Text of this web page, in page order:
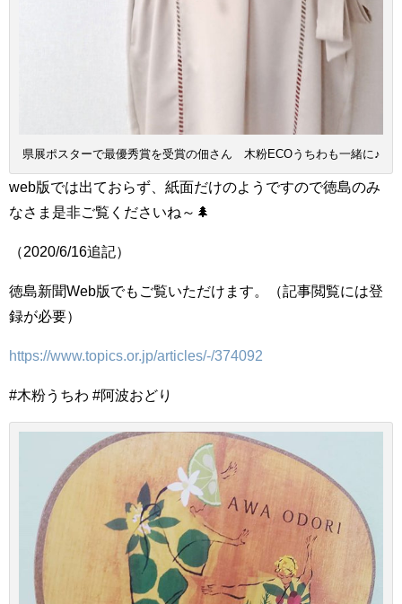
県展ポスターで最優秀賞を受賞の佃さん 木粉ECOうちわも一緒に♪
web版では出ておらず、紙面だけのようですので徳島のみ
なさま是非ご覧くださいね～🌲
（2020/6/16追記）
徳島新聞Web版でもご覧いただけます。（記事閲覧には登
録が必要）
https://www.topics.or.jp/articles/-/374092
#木粉うちわ #阿波おどり